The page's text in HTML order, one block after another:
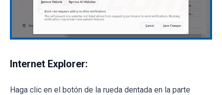
Internet Explorer:
Haga clic en el botón de la rueda dentada en la parte